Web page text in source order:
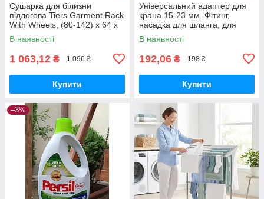
Сушарка для білизни
підлогова Tiers Garment Rack
With Wheels, (80-142) x 64 x
172 см, 4 колеса з гальмами.
Нержавійка + ABS пласти
В наявності
1 063,12 ₴ 1 096 ₴
Купити
Універсальний адаптер для
крана 15-23 мм. Фітинг,
насадка для шланга, для
раковини, для поливання,
В наявності
192,06 ₴ 198 ₴
Купити
–3%